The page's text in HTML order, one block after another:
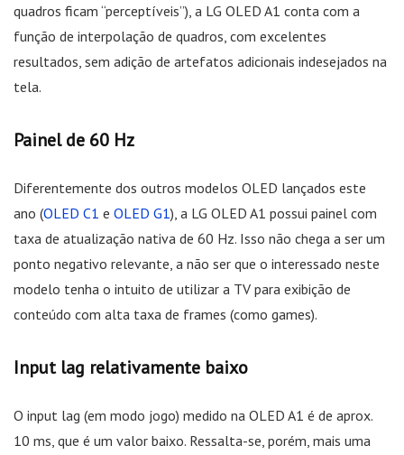
quadros ficam “perceptíveis”), a LG OLED A1 conta com a
função de interpolação de quadros, com excelentes
resultados, sem adição de artefatos adicionais indesejados na
tela.
Painel de 60 Hz
Diferentemente dos outros modelos OLED lançados este
ano (OLED C1 e OLED G1), a LG OLED A1 possui painel com
taxa de atualização nativa de 60 Hz. Isso não chega a ser um
ponto negativo relevante, a não ser que o interessado neste
modelo tenha o intuito de utilizar a TV para exibição de
conteúdo com alta taxa de frames (como games).
Input lag relativamente baixo
O input lag (em modo jogo) medido na OLED A1 é de aprox.
10 ms, que é um valor baixo. Ressalta-se, porém, mais uma